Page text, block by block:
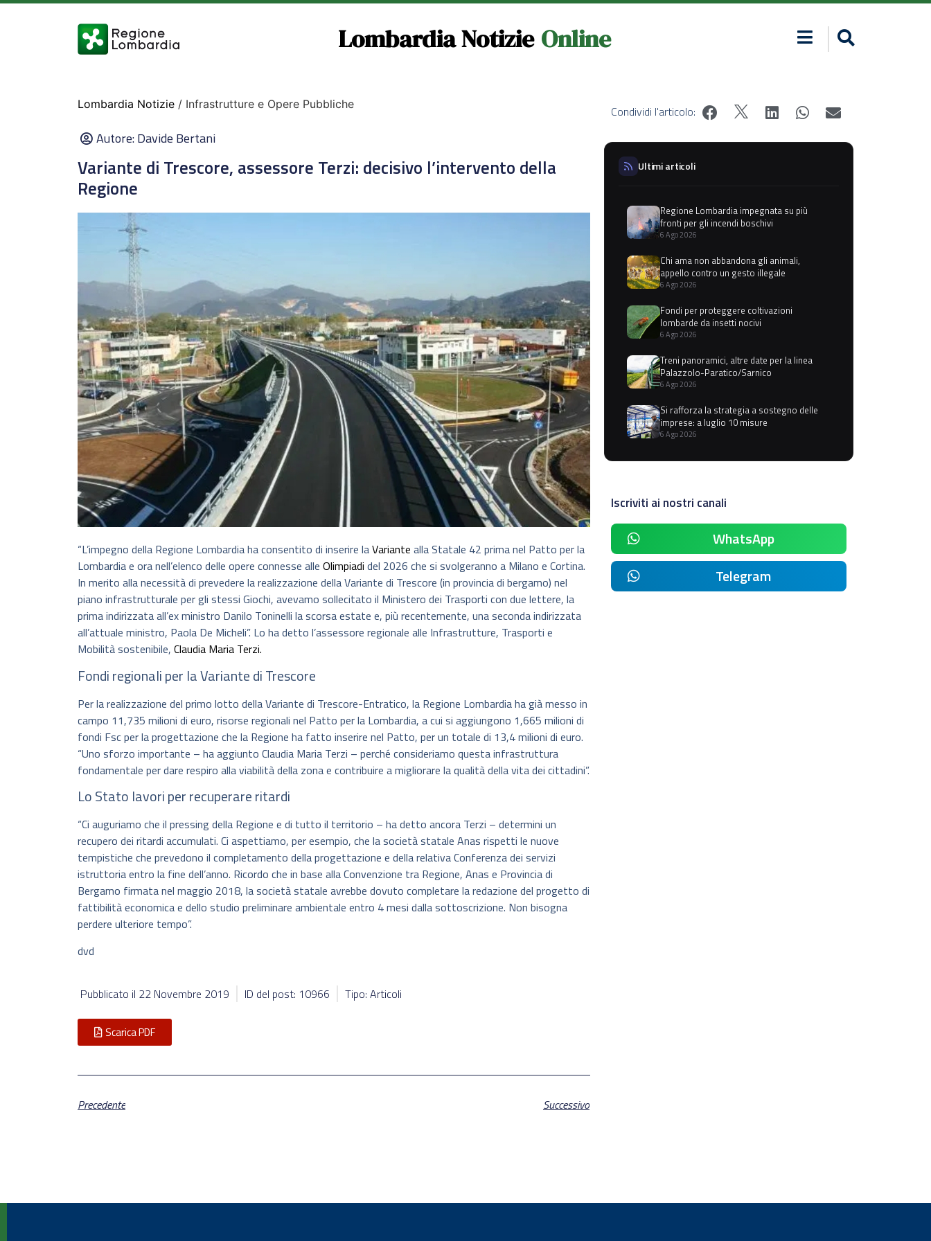
Lombardia Notizie Online
Lombardia Notizie / Infrastrutture e Opere Pubbliche
Autore:Davide Bertani
Variante di Trescore, assessore Terzi: decisivo l’intervento della
Regione
“L’impegno della Regione Lombardia ha consentito di inserire laVariante alla Statale 42 prima nel Patto per la
Lombardia e ora nell’elenco delle opere connesse alle Olimpiadi del 2026 che si svolgeranno a Milano e Cortina.
In merito alla necessità di prevedere la realizzazione della Variante di Trescore (in provincia di bergamo) nel
piano infrastrutturale per gli stessi Giochi, avevamo sollecitato il Ministero dei Trasporti con due lettere, la
prima indirizzata all’ex ministro Danilo Toninelli la scorsa estate e, più recentemente, una seconda indirizzata
all’attuale ministro, Paola De Micheli”. Lo ha detto l’assessore regionale alle Infrastrutture, Trasporti e
Mobilità sostenibile, Claudia Maria Terzi.
Fondi regionali per la Variante di Trescore
Per la realizzazione del primo lotto della Variante di Trescore-Entratico, la Regione Lombardia ha già messo in
campo 11,735 milioni di euro, risorse regionali nel Patto per la Lombardia, a cui si aggiungono 1,665 milioni di
fondi Fsc per la progettazione che la Regione ha fatto inserire nel Patto, per un totale di 13,4 milioni di euro.
“Uno sforzo importante – ha aggiunto Claudia Maria Terzi – perché consideriamo questa infrastruttura
fondamentale per dare respiro alla viabilità della zona e contribuire a migliorare la qualità della vita dei cittadini”.
Lo Stato lavori per recuperare ritardi
“Ci auguriamo che il pressing della Regione e di tutto il territorio – ha detto ancora Terzi – determini un
recupero dei ritardi accumulati. Ci aspettiamo, per esempio, che la società statale Anas rispetti le nuove
tempistiche che prevedono il completamento della progettazione e della relativa Conferenza dei servizi
istruttoria entro la fine dell’anno. Ricordo che in base alla Convenzione tra Regione, Anas e Provincia di
Bergamo firmata nel maggio 2018, la società statale avrebbe dovuto completare la redazione del progetto di
fattibilità economica e dello studio preliminare ambientale entro 4 mesi dalla sottoscrizione. Non bisogna
perdere ulteriore tempo”.
dvd
Pubblicato il 22 Novembre 2019 ID del post: 10966 Tipo: Articoli
Scarica PDF
Precedente Successivo
Condividi l'articolo:
Ultimi articoli
Regione Lombardia impegnata su più
fronti per gli incendi boschivi
6 Ago 2026
Chi ama non abbandona gli animali,
appello contro un gesto illegale
6 Ago 2026
Fondi per proteggere coltivazioni
lombarde da insetti nocivi
6 Ago 2026
Treni panoramici, altre date per la linea
Palazzolo-Paratico/Sarnico
6 Ago 2026
Si rafforza la strategia a sostegno delle
imprese: a luglio 10 misure
6 Ago 2026
Iscriviti ai nostri canali
WhatsApp
Telegram